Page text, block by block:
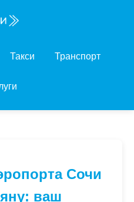
Такси Транспорт
Сочи
ваш